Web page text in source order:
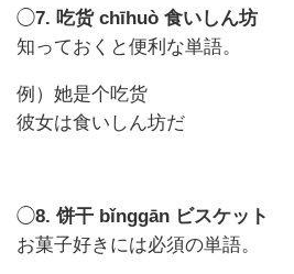
◯7. 吃货 chīhuò 食いしん坊
知っておくと便利な単語。
例）她是个吃货
彼女は食いしん坊だ
◯8. 饼干 bǐnggān ビスケット
お菓子好きには必須の単語。